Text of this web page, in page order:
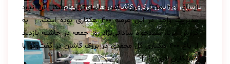
بازسازی اورژانس مرکزی کاشان در هاله‌ای از ابهام
از باغ ۴۰۰ هکتاری برزک گفت: اصلی‌ترین مشکل آن نبود
مدیریت واحد در این عرصه ۴۰۰ هکتاری بوده‌ است. به
گزارش ایرنا، سیدجواد ساداتی‌نژاد روز جمعه در حاشیه بازدید
از باغ ۴۰۰ هکتاری گل محمدی در برزک کاشان در گفت‌وگو با
خبرنگاران افزود: […]